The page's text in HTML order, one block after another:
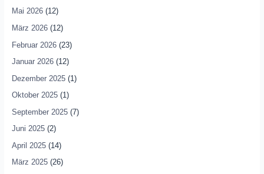
Mai 2026(12)
März 2026(12)
Februar 2026(23)
Januar 2026(12)
Dezember 2025(1)
Oktober 2025(1)
September 2025(7)
Juni 2025(2)
April 2025(14)
März 2025(26)